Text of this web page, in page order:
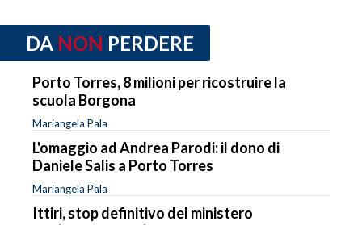
DA NON PERDERE
Porto Torres, 8 milioni per ricostruire la
scuola Borgona
Mariangela Pala
L'omaggio ad Andrea Parodi: il dono di
Daniele Salis a Porto Torres
Mariangela Pala
Ittiri, stop definitivo del ministero